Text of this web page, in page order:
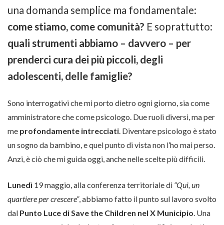
una domanda semplice ma fondamentale:
come stiamo, come comunità? E soprattutto:
quali strumenti abbiamo – davvero – per
prenderci cura dei più piccoli, degli
adolescenti, delle famiglie?
Sono interrogativi che mi porto dietro ogni giorno, sia come
amministratore che come psicologo. Due ruoli diversi, ma per
me profondamente intrecciati . Diventare psicologo è stato
un sogno da bambino, e quel punto di vista non l’ho mai perso.
Anzi, è ciò che mi guida oggi, anche nelle scelte più difficili.
Lunedì 19 maggio, alla conferenza territoriale di “Qui, un
quartiere per crescere”, abbiamo fatto il punto sul lavoro svolto
dal Punto Luce di Save the Children nel X Municipio . Una